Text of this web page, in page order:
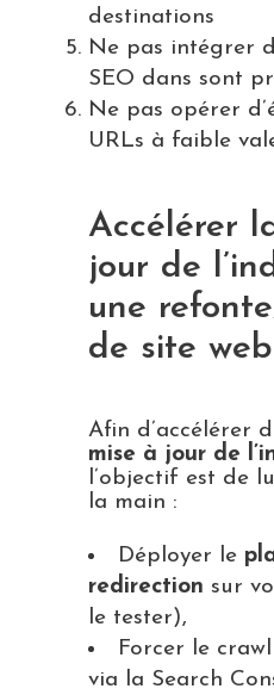
destinations
Ne pas intégrer
SEO dans sont
Ne pas opérer
URLs à faible
Accélérer
jour de
une
de site
Afin d’accélérer
mise à jour de
l’objectif est de
la main :
Déployer le
redirection sur
le tester),
Forcer le
via la Search